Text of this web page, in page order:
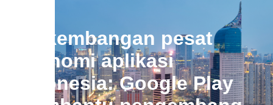
Perkembangan pesat
ekonomi aplikasi
Indonesia: Google Play